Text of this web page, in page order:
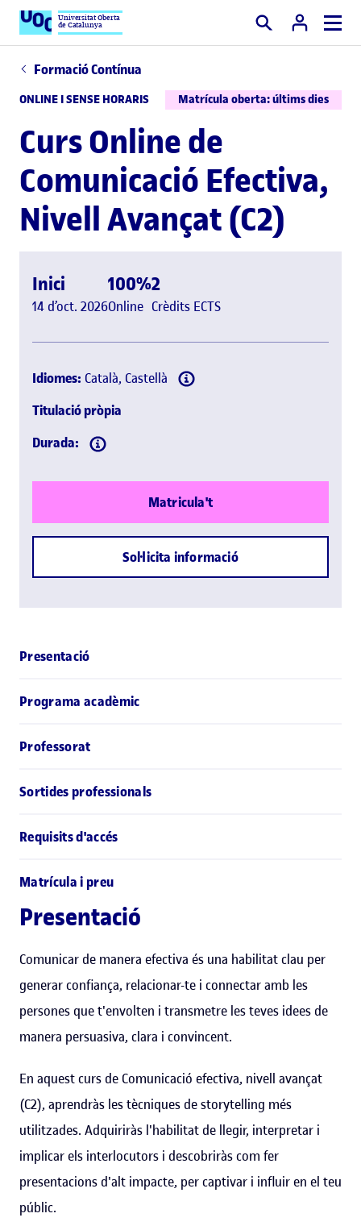
Universitat Oberta
de Catalunya Cercar
Formació Contínua
ONLINE I SENSE HORARIS Matrícula oberta: últims dies
Curs Online de
Comunicació Efectiva,
Nivell Avançat (C2)
Inici
14 d’oct. 2026
100%
Online
2
Crèdits ECTS
Idiomes: Català, Castellà
Titulació pròpia
Durada:
Matricula't
Sol·licita informació
Presentació
Programa acadèmic
Professorat
Sortides professionals
Requisits d'accés
Matrícula i preu
Presentació
Comunicar de manera efectiva és una habilitat clau per
generar confiança, relacionar-te i connectar amb les
persones que t'envolten i transmetre les teves idees de
manera persuasiva, clara i convincent.
En aquest curs de Comunicació efectiva, nivell avançat
(C2), aprendràs les tècniques de storytelling més
utilitzades. Adquiriràs l'habilitat de llegir, interpretar i
implicar els interlocutors i descobriràs com fer
presentacions d'alt impacte, per captivar i influir en el teu
públic.